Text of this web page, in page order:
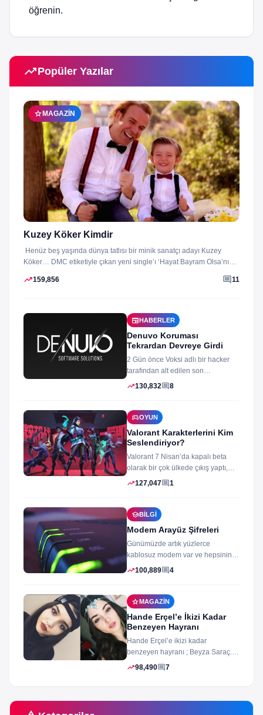
öğrenin.
trending_upPopüler Yazılar
starMAGAZIN
Kuzey Köker Kimdir
Henüz beş yaşında dünya tatlısı bir minik sanatçı adayı Kuzey
Köker… DMC etiketiyle çıkan yeni single’ı ‘Hayat Bayram Olsa’nın
trending_up159,856 comment11
newspaper HABERLER
Denuvo Koruması
Tekrardan Devreye Girdi
2 Gün önce Voksi adlı bir hacker
tarafından alt edilen son
dönemlerin yıkılmaz korsan
trending_up130,832comment8
sports_esportsOYUN
Valorant Karakterlerini Kim
Seslendiriyor?
Valorant 7 Nisan’da kapalı beta
olarak bir çok ülkede çıkış yaptı,
oyun izleyenler ve oynayanlar...
trending_up127,047comment1
schoolBILGI
Modem Arayüz Şifreleri
Günümüzde artık yüzlerce
kablosuz modem var ve hepsinin
arayüz şifleri ve arayüzü farklı
trending_up100,889comment4
star MAGAZIN
Hande Erçel’e İkizi Kadar
Benzeyen Hayranı
Hande Erçel’e ikizi kadar
benzeyen hayranı ; Beyza Saraç.
Son zamanlarda Hande Erçel’e
trending_up98,490comment7